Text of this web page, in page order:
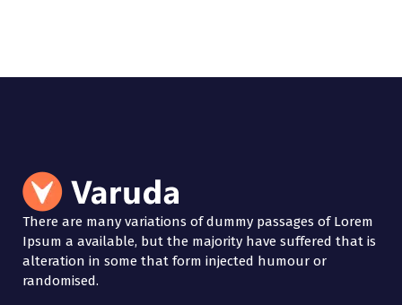
There are many variations of dummy passages of Lorem
Ipsum a available, but the majority have suffered that is
alteration in some that form injected humour or
randomised.